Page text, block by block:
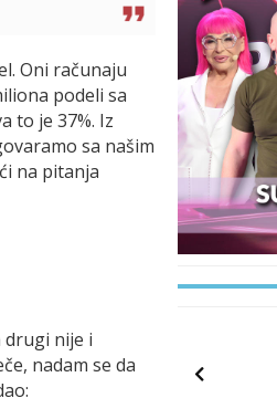
Oni računaju
podeli sa
to je 37%. Iz
sa našim
na pitanja
drugi nije i
nadam se da